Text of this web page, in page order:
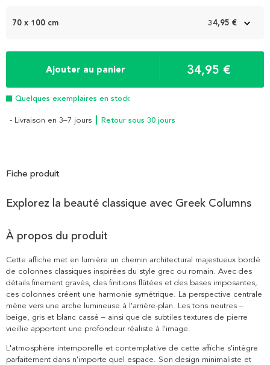
4
70 x 100 cm 34,95 €
Ajouter au panier 34,95 €
Quelques exemplaires en stock
- Livraison en 3–7 jours ┃ Retour sous 30 jours
Fiche produit
Explorez la beauté classique avec Greek Columns
À propos du produit
Cette affiche met en lumière un chemin architectural majestueux bordé
de colonnes classiques inspirées du style grec ou romain. Avec des
détails finement gravés, des finitions flûtées et des bases imposantes,
ces colonnes créent une harmonie symétrique. La perspective centrale
mène vers une arche lumineuse à l'arrière-plan. Les tons neutres –
beige, gris et blanc cassé – ainsi que de subtiles textures de pierre
vieillie apportent une profondeur réaliste à l'image.
L'atmosphère intemporelle et contemplative de cette affiche s'intègre
parfaitement dans n'importe quel espace. Son design minimaliste et